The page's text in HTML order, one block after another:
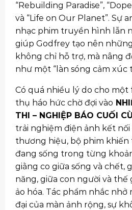
“Rebuilding Paradise”,
và “Life on Our Planet”. Sự
nhạc phim truyền hình lẫn
giúp Godfrey tạo nên
không chỉ hỗ trợ, mà nâng
như một “làn sóng cảm xúc
Có quá nhiều lý do cho
thụ háo hức chờ đợi vào
THI – NGHIỆP BÁO CUỐI
trải nghiệm điện ảnh kết nối
thương hiệu, bộ phim khiến
đang sống trong từng
giằng co giữa sống và chết,
năng, giữa con người và thế
ảo hóa. Tác phẩm nhắc nhở
đại của màn ảnh rộng, sự